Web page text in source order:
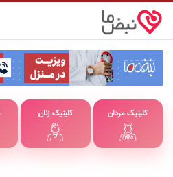
کلینیک زنان کلینیک مردان